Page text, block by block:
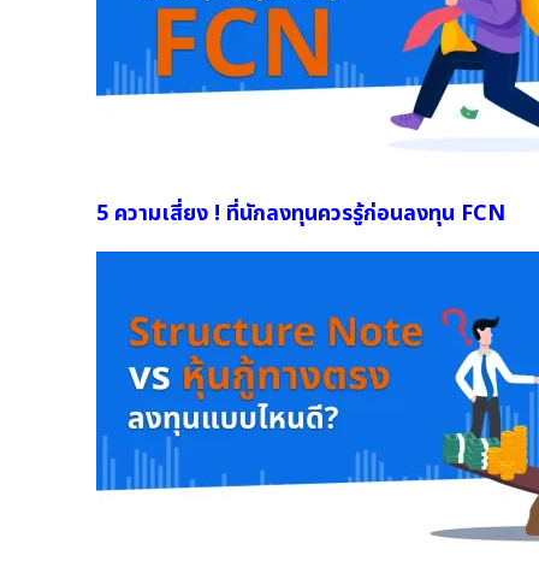
5 ความเสี่ยง ! ที่นักลงทุนควรรู้ก่อนลงทุน FCN